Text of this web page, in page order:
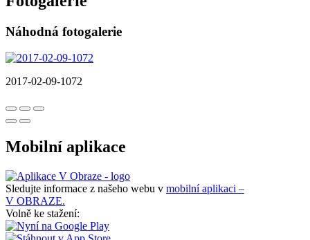
Náhodná fotogalerie
2017-02-09-1072
Mobilní aplikace
Sledujte informace z našeho webu v mobilní aplikaci –
V OBRAZE.
Volně ke stažení: